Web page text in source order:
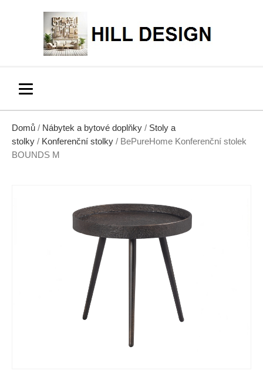
Domů / Nábytek a bytové doplňky / Stoly a
stolky / Konferenční stolky / BePureHome Konferenční stolek
BOUNDS M